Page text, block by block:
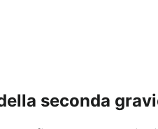
seconda